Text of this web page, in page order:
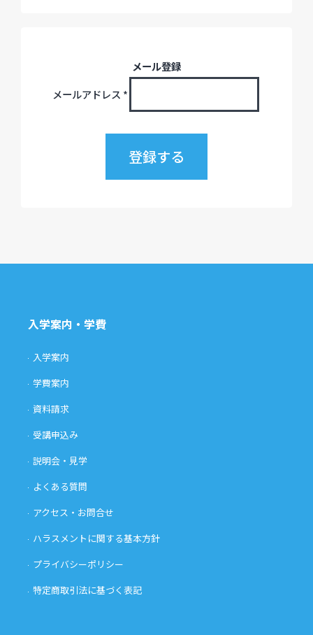
メール登録
メールアドレス *
入学案内・学費
入学案内
学費案内
資料請求
受講申込み
説明会・見学
よくある質問
アクセス・お問合せ
ハラスメントに関する基本方針
プライバシーポリシー
特定商取引法に基づく表記